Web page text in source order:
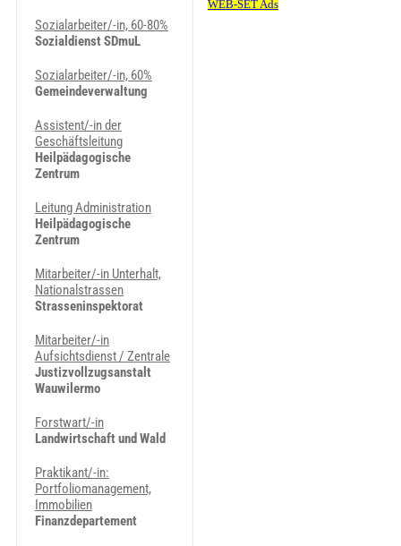
Sozialarbeiter/-in, 60-80%
Sozialdienst SDmuL
Sozialarbeiter/-in, 60%
Gemeindeverwaltung
Assistent/-in der
Geschäftsleitung
Heilpädagogische
Zentrum
Leitung Administration
Heilpädagogische
Zentrum
Mitarbeiter/-in Unterhalt,
Nationalstrassen
Strasseninspektorat
Mitarbeiter/-in
Aufsichtsdienst / Zentrale
Justizvollzugsanstalt
Wauwilermo
Forstwart/-in
Landwirtschaft und Wald
Praktikant/-in:
Portfoliomanagement,
Immobilien
Finanzdepartement